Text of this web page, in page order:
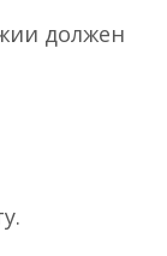
должен